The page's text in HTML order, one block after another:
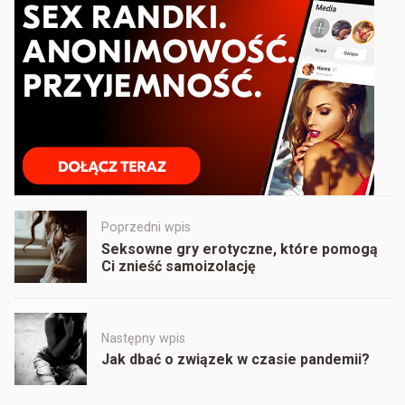
Post
navigation
Poprzedni wpis
Seksowne gry erotyczne, które pomogą
Ci znieść samoizolację
Następny wpis
Jak dbać o związek w czasie pandemii?